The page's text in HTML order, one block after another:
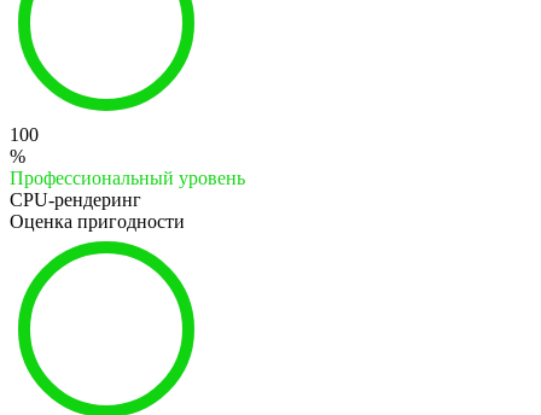
100
%
Профессиональный уровень
CPU-рендеринг
Оценка пригодности